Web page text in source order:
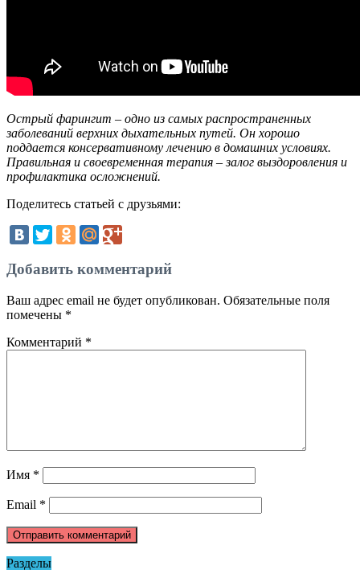
Острый фарингит – одно из самых распространенных
заболеваний верхних дыхательных путей. Он хорошо
поддается консервативному лечению в домашних условиях.
Правильная и своевременная терапия – залог выздоровления и
профилактика осложнений.
Поделитесь статьей с друзьями:
Добавить комментарий
Ваш адрес email не будет опубликован. Обязательные поля
помечены *
Комментарий *
Имя *
Email *
Разделы